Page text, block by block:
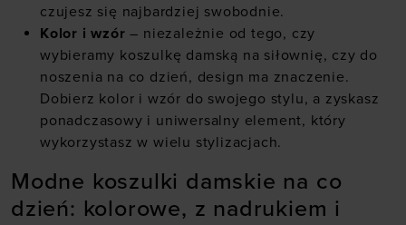
czujesz się najbardziej swobodnie.
Kolor i wzór – niezależnie od tego, czy
wybieramy koszulkę damską na siłownię, czy do
noszenia na co dzień, design ma znaczenie.
Dobierz kolor i wzór do swojego stylu, a zyskasz
ponadczasowy i uniwersalny element, który
wykorzystasz w wielu stylizacjach.
Modne koszulki damskie na co
dzień: kolorowe, z nadrukiem i